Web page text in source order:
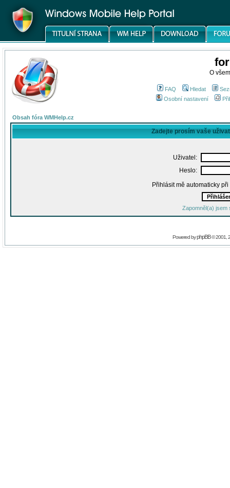
O
FAQ Hledat
Osobní nastavení
Obsah fóra WMHelp.cz
Zadejte prosím vaše
Uživatel:
Heslo:
Přihlásit mě automaticky
Zapomněl(a) jsem
Powered byphpBB© 2001,